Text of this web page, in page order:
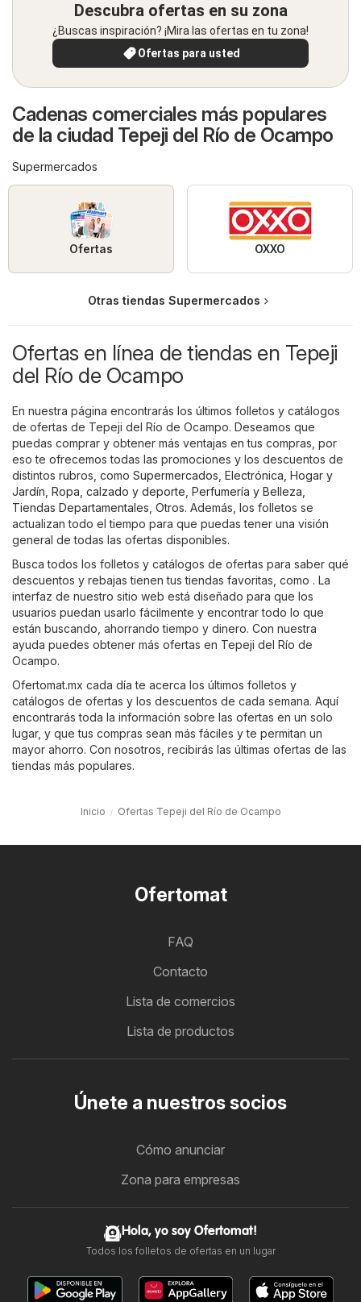
Descubra ofertas en su zona
¿Buscas inspiración? ¡Mira las ofertas en tu zona!
Ofertas para usted
Cadenas comerciales más populares
de la ciudad Tepeji del Río de Ocampo
Supermercados
Ofertas OXXO
Otras tiendas Supermercados
Ofertas en línea de tiendas en Tepeji
del Río de Ocampo
En nuestra página encontrarás los últimos folletos y catálogos
de ofertas de Tepeji del Río de Ocampo. Deseamos que
puedas comprar y obtener más ventajas en tus compras, por
eso te ofrecemos todas las promociones y los descuentos de
distintos rubros, como Supermercados Electrónica Hogar y
Jardín Ropa, calzado y deporte Perfumería y Belleza
Tiendas Departamentales Otros. Además, los folletos se
actualizan todo el tiempo para que puedas tener una visión
general de todas las ofertas disponibles.
Busca todos los folletos y catálogos de ofertas para saber qué
descuentos y rebajas tienen tus tiendas favoritas, como . La
interfaz de nuestro sitio web está diseñado para que los
usuarios puedan usarlo fácilmente y encontrar todo lo que
están buscando, ahorrando tiempo y dinero. Con nuestra
ayuda puedes obtener más ofertas en Tepeji del Río de
Ocampo.
Ofertomat.mx cada día te acerca los últimos folletos y
catálogos de ofertas y los descuentos de cada semana. Aquí
encontrarás toda la información sobre las ofertas en un solo
lugar, y que tus compras sean más fáciles y te permitan un
mayor ahorro. Con nosotros, recibirás las últimas ofertas de las
tiendas más populares.
Inicio Ofertas Tepeji del Río de Ocampo
Ofertomat
FAQ
Contacto
Lista de comercios
Lista de productos
Únete a nuestros socios
Cómo anunciar
Zona para empresas
Hola, yo soy Ofertomat!
Todos los folletos de ofertas en un lugar